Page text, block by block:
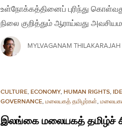
உள்நோக்கத்தினைப் புரிந்து
நிலை குறித்தும் ஆராய்வது
MYLVAGANAM THILAKARAJAH
CULTURE, ECONOMY, HUMAN RIGHTS,
GOVERNANCE, மலையகத் தமிழர்கள்,
இலங்கை மலையகத் தமிழ்ச்